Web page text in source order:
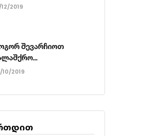
2019
შევარჩიოთ
10/2019